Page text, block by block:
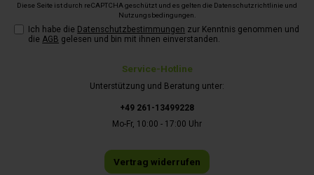
Service-Hotline
Unterstützung und Beratung unter:
+49 261-13499228
Mo-Fr, 10:00 - 17:00 Uhr
Vertrag widerrufen
Diese Seite ist durch reCAPTCHA geschützt und es gelten die Datenschutzrichtlinie und
Nutzungsbedingungen
Ich habe die Datenschutzbestimmungen zur Kenntnis genommen und
die AGB gelesen und bin mit ihnen einverstanden.